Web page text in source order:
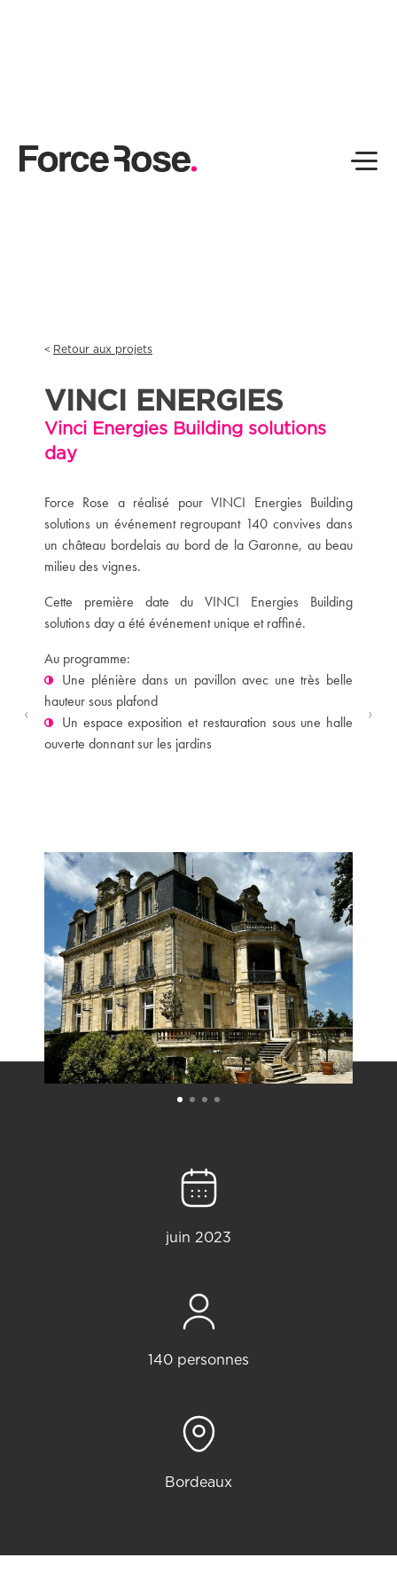
Retour aux projets
VINCI ENERGIES
Vinci Energies Building solutions
day
Force Rose a réalisé pour VINCI Energies Building
solutions un événement regroupant 140 convives dans
un château bordelais au bord de la Garonne, au beau
milieu des vignes.
Cette première date du VINCI Energies Building
solutions day a été événement unique et raffiné.
Au programme:
Une plénière dans un pavillon avec une très belle
hauteur sous plafond
Un espace exposition et restauration sous une halle
ouverte donnant sur les jardins
‹ ›
juin 2023
140 personnes
Bordeaux